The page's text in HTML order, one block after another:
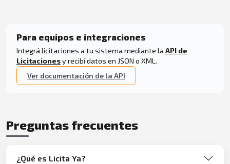
Para equipos e integraciones
Integrá licitaciones a tu sistema mediante la API de
Licitacionesy recibí datos en JSON o XML.
Ver documentación de la API
Preguntas frecuentes
¿Qué es Licita Ya?